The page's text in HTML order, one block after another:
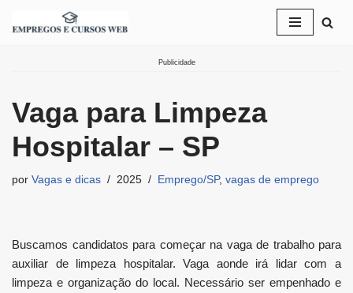
Publicidade
Vaga para Limpeza
Hospitalar – SP
por Vagas e dicas 2025 Emprego/SP, vagas de emprego
Buscamos candidatos para começar na vaga de trabalho para
auxiliar de limpeza hospitalar. Vaga aonde irá lidar com a
limpeza e organização do local. Necessário ser empenhado e